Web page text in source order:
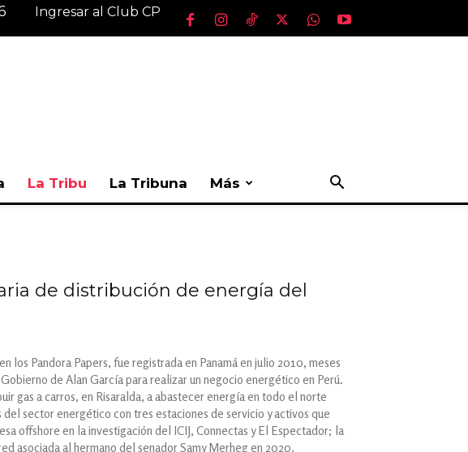
Ingresar al Club CP
La Tribu La Tribuna Más
de distribución de energía del
los Pandora Papers, fue registrada en Panamá en julio 2010, meses
de Alan García para realizar un negocio energético en Perú.
gas a carros, en Risaralda, a abastecer energía en todo el norte
sector energético con tres estaciones de servicio y activos que
offshore en la investigación del ICIJ, Connectas y El Espectador; la
asociada al hermano del senador Samy Merheg en 2020.